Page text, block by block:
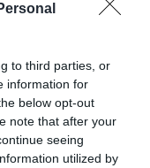
to third parties, or
information for
below opt-out
note that after your
seeing
utilized by
oficial de